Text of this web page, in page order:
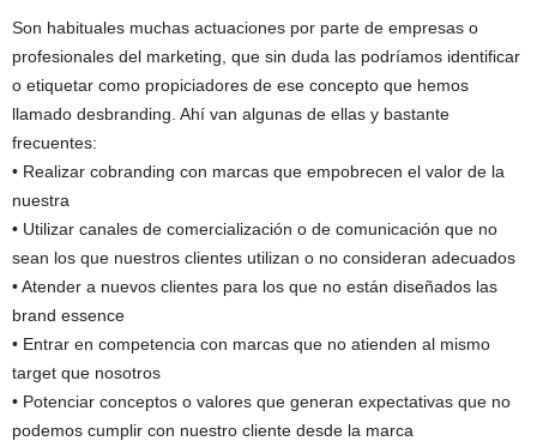
Son habituales muchas actuaciones por parte de empresas o
profesionales del marketing, que sin duda las podríamos identificar
o etiquetar como propiciadores de ese concepto que hemos
llamado desbranding. Ahí van algunas de ellas y bastante
frecuentes:
• Realizar cobranding con marcas que empobrecen el valor de la
nuestra
• Utilizar canales de comercialización o de comunicación que no
sean los que nuestros clientes utilizan o no consideran adecuados
• Atender a nuevos clientes para los que no están diseñados las
brand essence
• Entrar en competencia con marcas que no atienden al mismo
target que nosotros
• Potenciar conceptos o valores que generan expectativas que no
podemos cumplir con nuestro cliente desde la marca